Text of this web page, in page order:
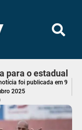
para o estadual
foi publicada em 9
2025